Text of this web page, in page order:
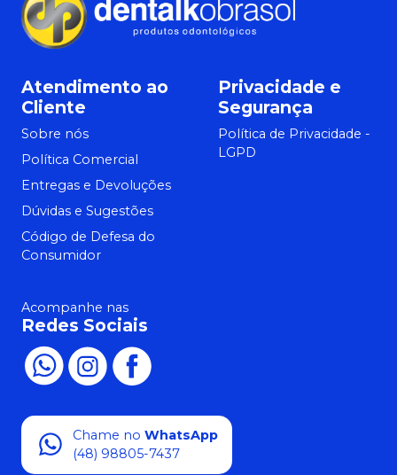
Atendimento ao
Cliente
Sobre nós
Política Comercial
Entregas e Devoluções
Dúvidas e Sugestões
Código de Defesa do
Consumidor
Privacidade e
Segurança
Política de Privacidade -
LGPD
Acompanhe nas
Redes Sociais
Chame no WhatsApp
(48) 98805-7437